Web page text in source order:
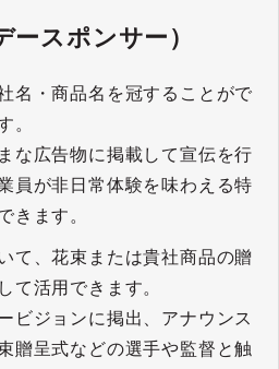
ースポンサー）
名・商品名を冠することがで
。
な広告物に掲載して宣伝を行
員が非日常体験を味わえる特
きます。
て、花束または貴社商品の贈
て活用できます。
ビジョンに掲出、アナウンス
贈呈式などの選手や監督と触